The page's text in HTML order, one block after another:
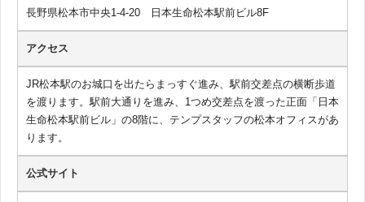
長野県松本市中央1-4-20 日本生命松本駅前ビル8F
アクセス
JR松本駅のお城口を出たらまっすぐ進み、駅前交差点の横断歩道
を渡ります。駅前大通りを進み、1つめ交差点を渡った正面「日本
生命松本駅前ビル」の8階に、テンプスタッフの松本オフィスがあ
ります。
公式サイト